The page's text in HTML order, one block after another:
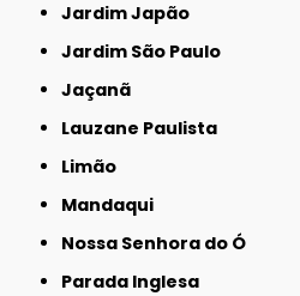
Jardim Japão
Jardim São Paulo
Jaçanã
Lauzane Paulista
Limão
Mandaqui
Nossa Senhora do Ó
Parada Inglesa